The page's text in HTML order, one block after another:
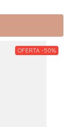
OFERTA -50%